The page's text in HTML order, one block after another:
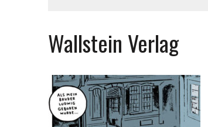
Wallstein Verlag